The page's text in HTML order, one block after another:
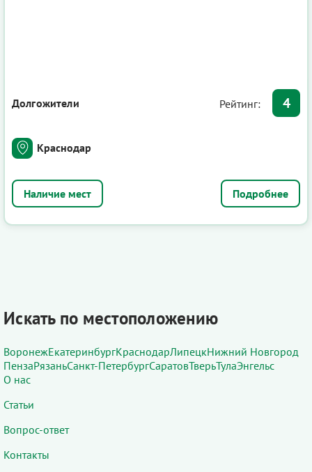
Долгожители Рейтинг: 4
Краснодар
Подробнее
Искать по местоположению
ВоронежЕкатеринбургКраснодарЛипецкНижний Новгород
ПензаРязаньСанкт-ПетербургСаратовТверьТулаЭнгельс
О нас
Статьи
Вопрос-ответ
Контакты